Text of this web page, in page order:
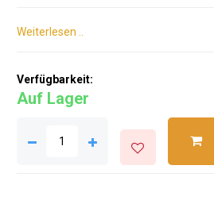
Weiterlesen ..
Verfügbarkeit:
Auf Lager